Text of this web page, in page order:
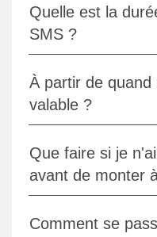
Quelle est la
SMS ?
À partir de quand
valable ?
Que faire si je
avant de monter
Comment se